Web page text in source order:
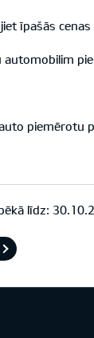
īpašās
automobilim
piemērotu
līdz: